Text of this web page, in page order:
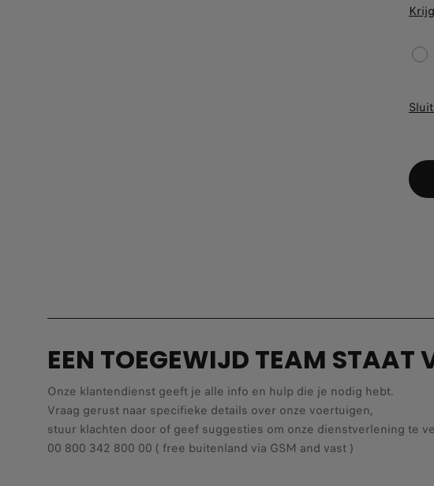
EEN TOEGEWIJD TEAM STAAT
Onze klantendienst geeft je alle info en hulp die je nodig hebt.
Vraag gerust naar specifieke details over onze voertuigen,
stuur klachten door of geef suggesties om onze dienstverlening te
00 800 342 800 00 ( free buitenland via GSM and vast )